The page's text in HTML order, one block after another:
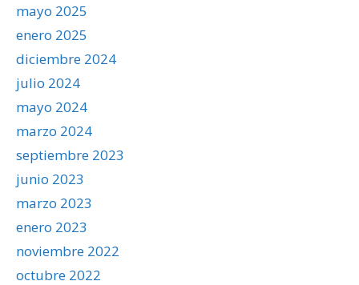
mayo 2025
enero 2025
diciembre 2024
julio 2024
mayo 2024
marzo 2024
septiembre 2023
junio 2023
marzo 2023
enero 2023
noviembre 2022
octubre 2022